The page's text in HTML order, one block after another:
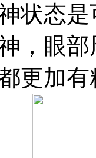
态是
，眼
更加